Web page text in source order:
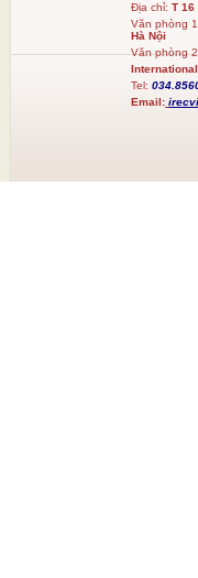
Địa chỉ: T 16
Văn phòng
Hà Nội
Văn phòng
Tel:
Email: